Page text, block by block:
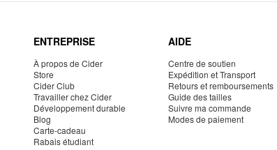
ENTREPRISE
À propos de Cider
Store
Cider Club
Travailler chez Cider
Développement durable
Blog
Carte-cadeau
Rabais étudiant
AIDE
Centre de soutien
Expédition et Transport
Retours et remboursements
Guide des tailles
Suivre ma commande
Modes de paiement